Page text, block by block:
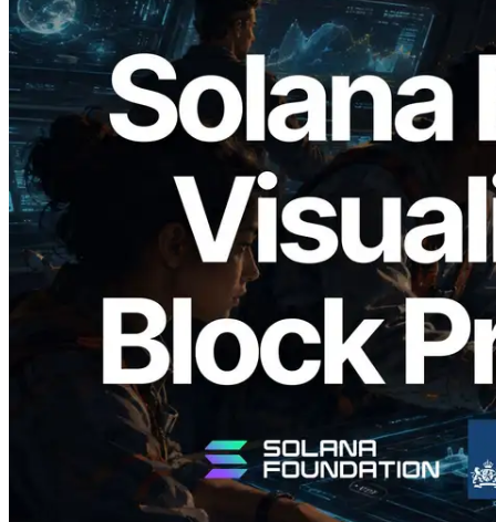
2026.05.24
Validators Solutions veröffentlicht Solana
Block Analyzer – Visualisierung der
Blockproduktionszeit pro Slot und der
zugewiesenen Validatoren
Lesen Sie diesen Artikel